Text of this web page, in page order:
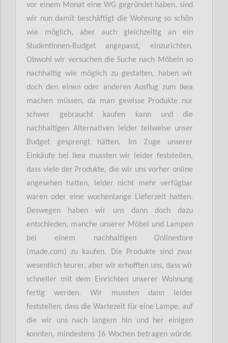
vor einem Monat eine WG gegründet haben, sind
wir nun damit beschäftigt die Wohnung so schön
wie möglich, aber auch gleichzeitig an ein
Studentinnen-Budget angepasst, einzurichten.
Obwohl wir versuchen die Suche nach Möbeln so
nachhaltig wie möglich zu gestalten, haben wir
doch den einen oder anderen Ausflug zum Ikea
machen müssen, da man gewisse Produkte nur
schwer gebraucht kaufen kann und die
nachhaltigen Alternativen leider teilweise unser
Budget gesprengt hätten. Im Zuge unserer
Einkäufe bei Ikea mussten wir leider feststellen,
dass viele der Produkte, die wir uns vorher online
angesehen hatten, leider nicht mehr verfügbar
waren oder eine wochenlange Lieferzeit hatten.
Deswegen haben wir uns dann doch dazu
entschieden, manche unserer Möbel und Lampen
bei einem nachhaltigen Onlinestore
(made.com) zu kaufen. Die Produkte sind zwar
wesentlich teurer, aber wir erhofften uns, dass wir
schneller mit dem Einrichten unserer Wohnung
fertig werden. Wir mussten dann leider
feststellen, dass die Wartezeit für eine Lampe, auf
die wir uns nach langem hin und her einigen
konnten, mindestens 16 Wochen betragen würde.